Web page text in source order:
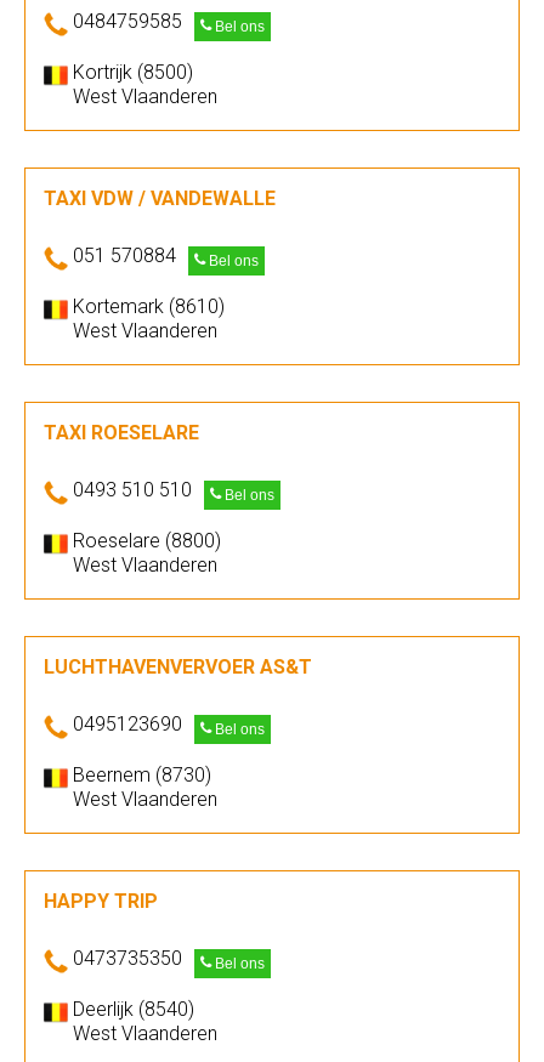
0484759585 Bel ons
Kortrijk (8500)
West Vlaanderen
TAXI VDW / VANDEWALLE
051 570884 Bel ons
Kortemark (8610)
West Vlaanderen
TAXI ROESELARE
0493 510 510 Bel ons
Roeselare (8800)
West Vlaanderen
LUCHTHAVENVERVOER AS&T
0495123690 Bel ons
Beernem (8730)
West Vlaanderen
HAPPY TRIP
0473735350 Bel ons
Deerlijk (8540)
West Vlaanderen